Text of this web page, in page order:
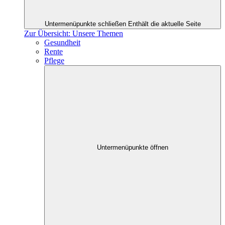
Untermenüpunkte schließen Enthält die aktuelle Seite
Zur Übersicht: Unsere Themen
Gesundheit
Rente
Pflege
Untermenüpunkte öffnen